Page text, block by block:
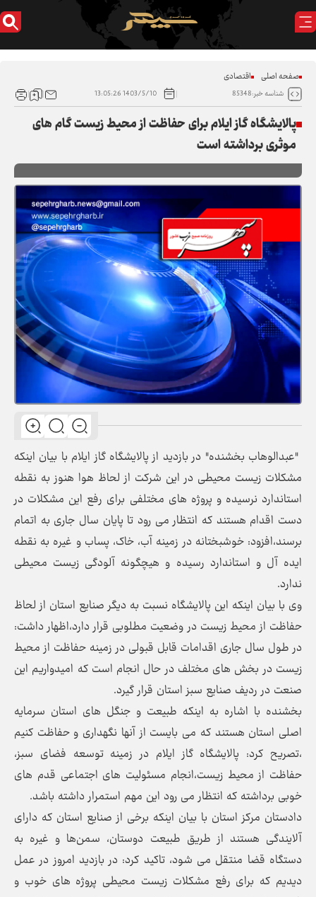
صفحه اصلی اقتصادی
شناسه خبر:85348 1403/5/10 13:05:26
پالایشگاه گاز ایلام برای حفاظت از محیط زیست گام های
موثری برداشته است
"عبدالوهاب بخشنده" در بازدید از پالایشگاه گاز ایلام با بیان اینکه
مشکلات زیست محیطی در این شرکت از لحاظ هوا هنوز به نقطه
استاندارد نرسیده و پروژه های مختلفی برای رفع این مشکلات در
دست اقدام هستند که انتظار می رود تا پایان سال جاری به اتمام
برسند،افزود: خوشبختانه در زمینه آب، خاک، پساب و غیره به نقطه
ایده آل و استاندارد رسیده و هیچگونه آلودگی زیست محیطی
ندارد.
وی با بیان اینکه این پالایشگاه نسبت به دیگر صنایع استان از لحاظ
حفاظت از محیط زیست در وضعیت مطلوبی قرار دارد،اظهار داشت:
در طول سال جاری اقدامات قابل قبولی در زمینه حفاظت از محیط
زیست در بخش های مختلف در حال انجام است که امیدواریم این
صنعت در ردیف صنایع سبز استان قرار گیرد.
بخشنده با اشاره به اینکه طبیعت و جنگل های استان سرمایه
اصلی استان هستند که می بایست از آنها نگهداری و حفاظت کنیم
،تصریح کرد: پالایشگاه گاز ایلام در زمینه توسعه فضای سبز،
حفاظت از محیط زیست،انجام مسئولیت های اجتماعی قدم های
خوبی برداشته که انتظار می رود این مهم استمرار داشته باشد.
دادستان مرکز استان با بیان اینکه برخی از صنایع استان که دارای
آلایندگی هستند از طریق طبیعت دوستان، سمن‌ها و غیره به
دستگاه قضا منتقل می شود، تاکید کرد: در بازدید امروز در عمل
دیدیم که برای رفع مشکلات زیست محیطی پروژه های خوب و